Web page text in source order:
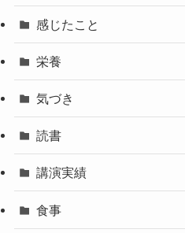
感じたこと
栄養
気づき
読書
講演実績
食事